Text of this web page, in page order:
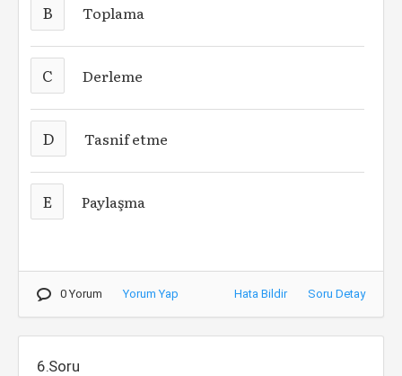
B Toplama
C Derleme
D Tasnif etme
E Paylaşma
0 Yorum Yorum Yap Hata Bildir Soru Detay
6.Soru